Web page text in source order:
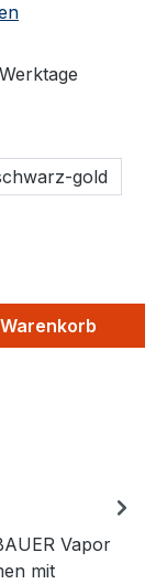
gold
Vapor
mit